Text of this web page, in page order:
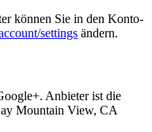
können Sie in den Konto-
settings ändern.
Anbieter ist die
Mountain View, CA